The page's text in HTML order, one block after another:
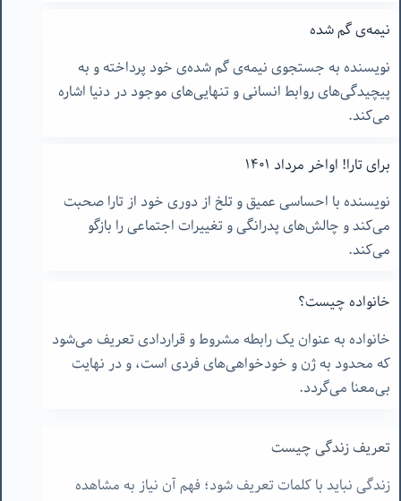
نیمه‌ی گم شده
نویسنده به جستجوی نیمه‌ی گم شده‌ی خود پرداخته و به
پیچیدگی‌های روابط انسانی و تنهایی‌های موجود در دنیا اشاره
می‌کند.
برای تارا! اواخر مرداد ١۴٠١
نویسنده با احساسی عمیق و تلخ از دوری خود از تارا صحبت
می‌کند و چالش‌های پدرانگی و تغییرات اجتماعی را بازگو
می‌کند.
خانواده چیست؟
خانواده به عنوان یک رابطه مشروط و قراردادی تعریف می‌شود
که محدود به ژن و خودخواهی‌های فردی است، و در نهایت
بی‌معنا می‌گردد.
تعریف زندگی چیست
زندگی نباید با کلمات تعریف شود؛ فهم آن نیاز به مشاهده
احساسات و لحظه‌ها دارد، فراتر از ذهن و قضاوت‌هاست.